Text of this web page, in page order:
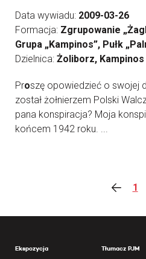
Data wywiadu: 2009-03-26
Formacja: Zgrupowanie
Grupa „Kampinos”, Pułk
Dzielnica: Żoliborz, Kampinos
Proszę opowiedzieć o swojej
został żołnierzem Polski
pana konspiracja? Moja
końcem 1942 roku. ...
1
Ekspozycja Tłumacz PJM